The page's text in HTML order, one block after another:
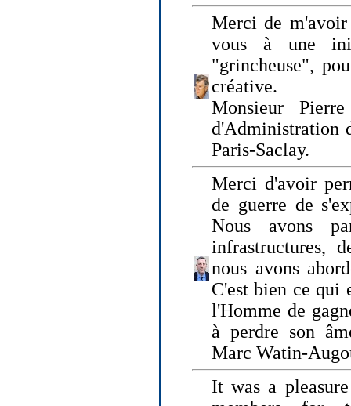
Merci de
vous à une
"grincheuse",
créative.
Monsieur
d'Administration
Paris-Saclay.
Merci d'avoir
de guerre de
Nous avons
infrastructures,
nous avons
C'est bien ce qui
l'Homme de
à perdre son
Marc Watin-
It was a